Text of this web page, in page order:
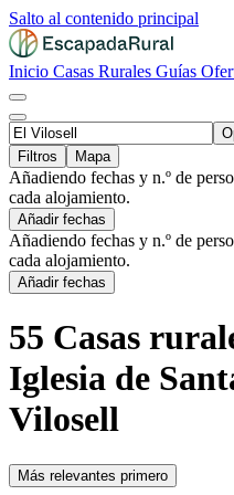
Salto al contenido principal
Inicio Casas Rurales Guías
Filtros
Mapa
Añadiendo fechas y n.º de
cada alojamiento.
Añadir fechas
Añadiendo fechas y n.º de
cada alojamiento.
Añadir fechas
55 Casas
Iglesia de
Vilosell
Más relevantes primero